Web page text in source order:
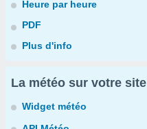
Heure par heure
PDF
Plus d'info
La météo sur votre site
Widget météo